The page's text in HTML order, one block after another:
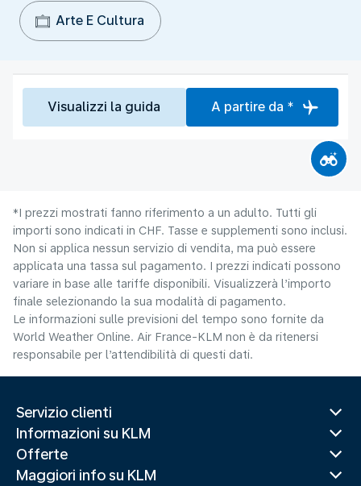
Arte E Cultura
Visualizzi la guida A partire da *
*I prezzi mostrati fanno riferimento a un adulto. Tutti gli
importi sono indicati in CHF. Tasse e supplementi sono inclusi.
Non si applica nessun servizio di vendita, ma può essere
applicata una tassa sul pagamento. I prezzi indicati possono
variare in base alle tariffe disponibili. Visualizzerà l’importo
finale selezionando la sua modalità di pagamento.
Le informazioni sulle previsioni del tempo sono fornite da
World Weather Online. Air France-KLM non è da ritenersi
responsabile per l’attendibilità di questi dati.
Servizio clienti
Informazioni su KLM
Offerte
Maggiori info su KLM